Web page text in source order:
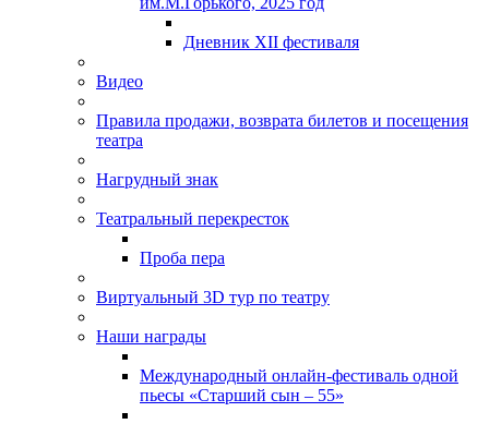
Дневник XII фестиваля
Видео
Правила продажи, возврата билетов и посещения
театра
Нагрудный знак
Театральный перекресток
Проба пера
Виртуальный 3D тур по театру
Наши награды
Международный онлайн-фестиваль одной
пьесы «Старший сын – 55»